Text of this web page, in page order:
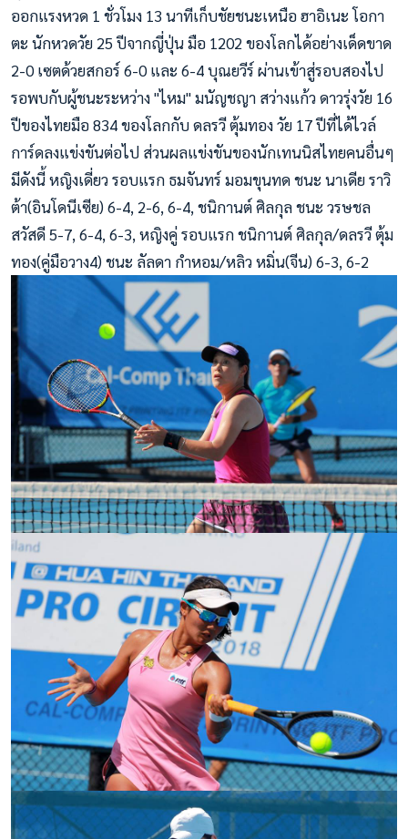
ออกแรงหวด 1 ชั่วโมง 13 นาทีเก็บชัยชนะเหนือ ฮาอิเนะ โอกา
ตะ นักหวดวัย 25 ปีจากญี่ปุ่น มือ 1202 ของโลกได้อย่างเด็ดขาด
2-0 เซตด้วยสกอร์ 6-0 และ 6-4 บุณยวีร์ ผ่านเข้าสู่รอบสองไป
รอพบกับผู้ชนะระหว่าง "ไหม" มนัญชญา สว่างแก้ว ดาวรุ่งวัย 16
ปีของไทยมือ 834 ของโลกกับ ดลรวี ตุ้มทอง วัย 17 ปีที่ได้ไวล์
การ์ดลงแข่งขันต่อไป ส่วนผลแข่งขันของนักเทนนิสไทยคนอื่นๆ
มีดังนี้ หญิงเดี่ยว รอบแรก ธมจันทร์ มอมขุนทด ชนะ นาเดีย ราวิ
ต้า(อินโดนีเซีย) 6-4, 2-6, 6-4, ชนิกานต์ ศิลกุล ชนะ วรษชล
สวัสดี 5-7, 6-4, 6-3, หญิงคู่ รอบแรก ชนิกานต์ ศิลกุล/ดลรวี ตุ้ม
ทอง(คู่มือวาง4) ชนะ ลัลดา กำหอม/หลิว หมิ่น(จีน) 6-3, 6-2